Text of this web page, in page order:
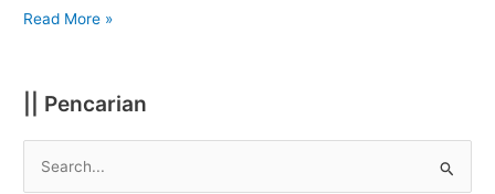
Read More »
|| Pencarian